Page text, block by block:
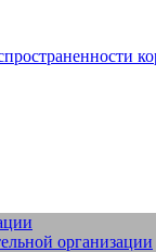
организации